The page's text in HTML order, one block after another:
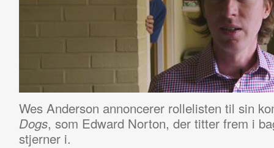
Wes Anderson annoncerer rollelisten til sin
Dogs, som Edward Norton, der titter frem i
stjerner i.